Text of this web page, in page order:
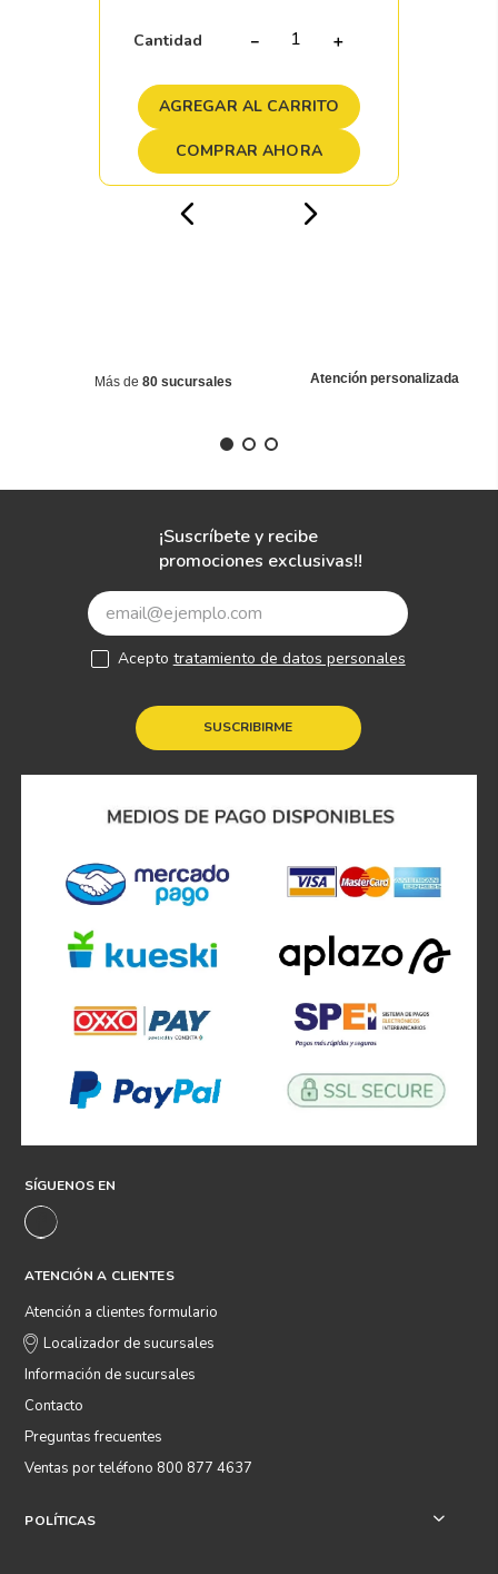
Cantidad ＋
－
AGREGAR AL CARRITO
COMPRAR AHORA
Más de 80 sucursales Atención personalizada
¡Suscríbete y recibe
promociones exclusivas!!
SUSCRIBIRME
Acepto tratamiento de datos personales
SÍGUENOS EN
ATENCIÓN A CLIENTES
Atención a clientes formulario
Localizador de sucursales
Información de sucursales
Contacto
Preguntas frecuentes
Ventas por teléfono 800 877 4637
POLÍTICAS +